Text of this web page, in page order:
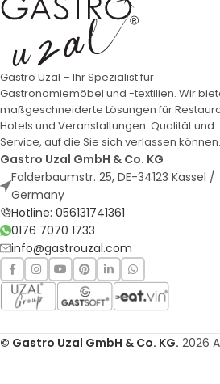
Gastro Uzal – Ihr Spezialist für
Gastronomiemöbel und -textilien. Wir
maßgeschneiderte Lösungen für
Hotels und Veranstaltungen. Qualität und
Service, auf die Sie sich verlassen können.
Gastro Uzal GmbH & Co. KG
Falderbaumstr. 25, DE-34123 Kassel /
Germany
Hotline: 056131741361
0176 7070 1733
info@gastrouzal.com
© Gastro Uzal GmbH & Co. KG. 2026